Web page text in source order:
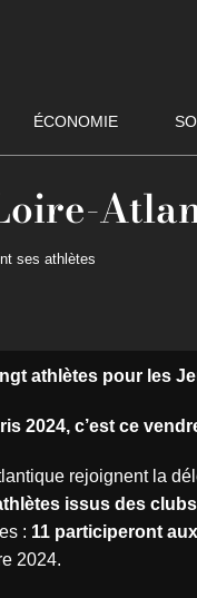
ÉCONOMIE
ses athlètes
athlètes pour les
2024, c’est ce
rejoignent la
issus des
: 11 participeront
2024.